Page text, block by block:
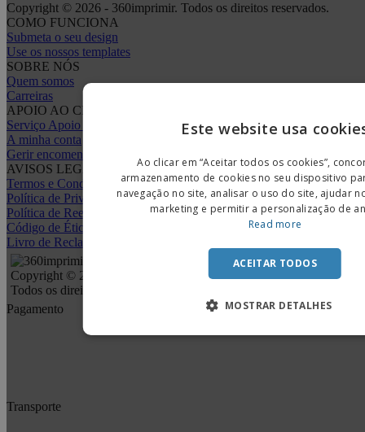
Copyright © 2026 - 360imprimir. Todos os direitos reservados.
COMO FUNCIONA
Submeta o seu design
Use os nossos templates
SOBRE NÓS
Quem somos
Carreiras
APOIO AO CLIENTE
Serviço Apoio ao Cliente
A minha conta
Gerir encomendas
AVISOS LEGAIS
Termos e Condições
Política de Privacidade
Política de Reembolso e Devolução
Código de Ética e Conduta
Livro de Reclamações
Copyright © 2026 - 360imprimir.
Todos os direitos reservados.
Pagamento
Transporte
Este website usa
Ao clicar em “Aceitar todos os cookies”,
armazenamento de cookies no seu dispositivo
navegação no site, analisar o uso do site, ajudar
marketing e permitir a personalização de
Read more
ACEITAR TODOS
MOSTRAR DETALHES